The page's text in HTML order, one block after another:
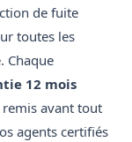
de fuite
toutes les
Chaque
12 mois
avant tout
agents certifiés